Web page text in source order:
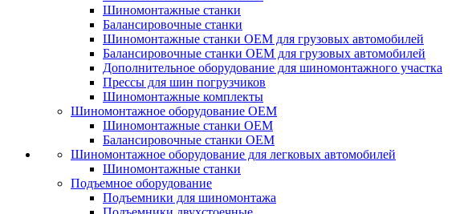
Шиномонтажные станки
Балансировочные станки
Шиномонтажные станки ОЕМ для грузовых автомобилей
Балансировочные станки ОЕМ для грузовых автомобилей
Дополнительное оборудование для шиномонтажного участка
Прессы для шин погрузчиков
Шиномонтажные комплекты
Шиномонтажное оборудование ОЕМ
Шиномонтажные станки ОЕМ
Балансировочные станки ОЕМ
Шиномонтажное оборудование для легковых автомобилей
Шиномонтажные станки
Подъемное оборудование
Подъемники для шиномонтажа